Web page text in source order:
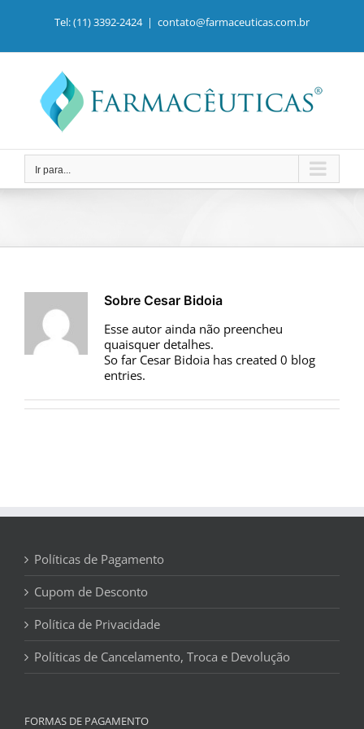
conteúdo
Tel: (11) 3392-2424 | contato@farmaceuticas.com.br
Ir para...
Sobre Cesar Bidoia
Esse autor ainda não preencheu
quaisquer detalhes.
So far Cesar Bidoia has created 0 blog
entries.
Políticas de Pagamento
Cupom de Desconto
Política de Privacidade
Políticas de Cancelamento, Troca e Devolução
FORMAS DE PAGAMENTO